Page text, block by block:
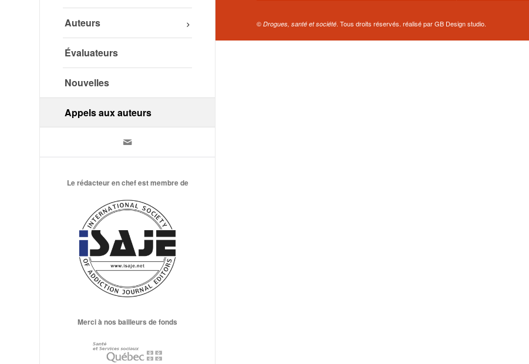
Auteurs
Évaluateurs
Nouvelles
Appels aux auteurs
Le rédacteur en chef est membre de
Merci à nos bailleurs de fonds
© Drogues, santé et société. Tous droits réservés. réalisé par GB Design studio.